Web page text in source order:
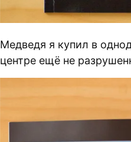
Медведя я купил в
центре ещё не